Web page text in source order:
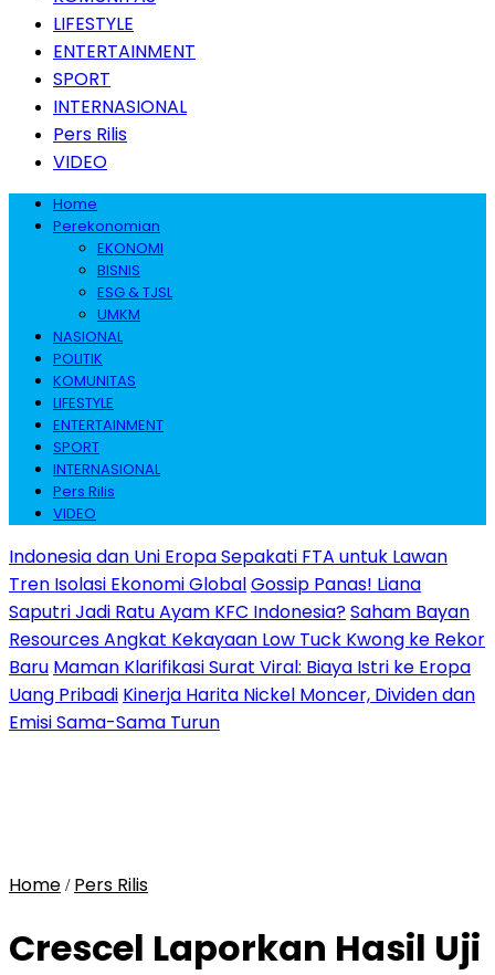
LIFESTYLE
ENTERTAINMENT
SPORT
INTERNASIONAL
Pers Rilis
VIDEO
Home
Perekonomian
EKONOMI
BISNIS
ESG & TJSL
UMKM
NASIONAL
POLITIK
KOMUNITAS
LIFESTYLE
ENTERTAINMENT
SPORT
INTERNASIONAL
Pers Rilis
VIDEO
Indonesia dan Uni Eropa Sepakati FTA untuk Lawan
Tren Isolasi Ekonomi GlobalGossip Panas! Liana
Saputri Jadi Ratu Ayam KFC Indonesia?Saham Bayan
Resources Angkat Kekayaan Low Tuck Kwong ke Rekor
Baru Maman Klarifikasi Surat Viral: Biaya Istri ke Eropa
Uang Pribadi Kinerja Harita Nickel Moncer, Dividen dan
Emisi Sama-Sama Turun
Home / Pers Rilis
Crescel Laporkan Hasil Uji